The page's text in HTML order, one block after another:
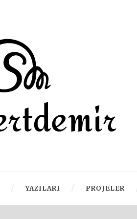
YAZILARI PROJELER